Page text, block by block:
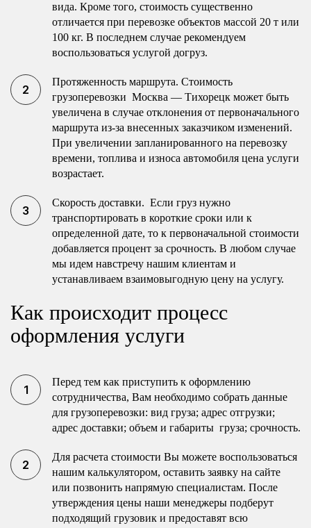
вида. Кроме того, стоимость существенно
отличается при перевозке объектов массой 20 т или
100 кг. В последнем случае рекомендуем
воспользоваться услугой догруз.
Протяженность маршрута. Стоимость
грузоперевозки Москва — Тихорецк может быть
увеличена в случае отклонения от первоначального
маршрута из-за внесенных заказчиком изменений.
При увеличении запланированного на перевозку
времени, топлива и износа автомобиля цена услуги
возрастает.
Скорость доставки. Если груз нужно
транспортировать в короткие сроки или к
определенной дате, то к первоначальной стоимости
добавляется процент за срочность. В любом случае
мы идем навстречу нашим клиентам и
устанавливаем взаимовыгодную цену на услугу.
Как происходит процесс
оформления услуги
Перед тем как приступить к оформлению
сотрудничества, Вам необходимо собрать данные
для грузоперевозки: вид груза; адрес отгрузки;
адрес доставки; объем и габариты груза; срочность.
Для расчета стоимости Вы можете воспользоваться
нашим калькулятором, оставить заявку на сайте
или позвонить напрямую специалистам. После
утверждения цены наши менеджеры подберут
подходящий грузовик и предоставят всю